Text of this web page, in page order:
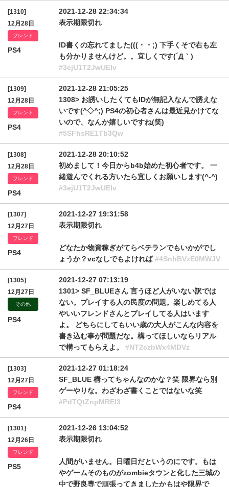
[1310]
12月28日
フレンド
PS4
2021-12-28 22:34:34
表示期限切れ
ID書くの忘れてました(((・・;) 下手くそで右も左
も分かりませんけど。。宜しくです(´Д｀)
#3ejU1T2JwUElv
[1309]
12月28日
フレンド
PS4
2021-12-28 21:05:25
1308> お誘いしたくてもIDが無記入なんで誘えな
いです(^◇^;) PS4の初心者さんは最近見かけてな
いので、なんか嬉しいですね(笑)
#5SFhsRE1Tb3Qw
[1308]
12月28日
フレンド
PS4
2021-12-28 20:10:52
初めまして！今日からb4b始めた初心者です。 一
緒遊んでくれる方いたら宜しくお願いします(^-^)
#3ejU1T2JwUElv
[1307]
12月27日
フレンド
PS4
2021-12-27 19:31:58
表示期限切れ
どなたか物資稼ぎがてらベテランでもいかがでし
ょうか？vcなしでもよければ#4SnhBVzE0MWJV
[1305]
12月27日
その他
PS4
2021-12-27 07:13:19
1301> SF_BLUEさん 言うほど人がいない訳では
ない。プレイする人の民度の問題。楽しめてる人
やいいフレンドさんとプレイしてる人はいます
よ。 どちらにしてもいい歳の大人がこんな内容を
書き込む事が問題だな。構ってほしいならリアル
で構ってもらえよ。 #NT2czbWx4MDVz
[1303]
12月27日
フレンド
PS4
2021-12-27 01:18:24
SF_BLUE 構ってちゃんなのかな？笑 限界なら別
ゲーやりな。わざわざ書くことではないな笑
#PdTQtZnpMREl3
[1301]
12月26日
フレンド
PS5
2021-12-26 13:04:52
表示期限切れ
人間がいません。日曜日だというのにです。もは
やゲームそのものがzombieタウンと化した三城の
中で野良専で頑張ってきましたかもはや限界で